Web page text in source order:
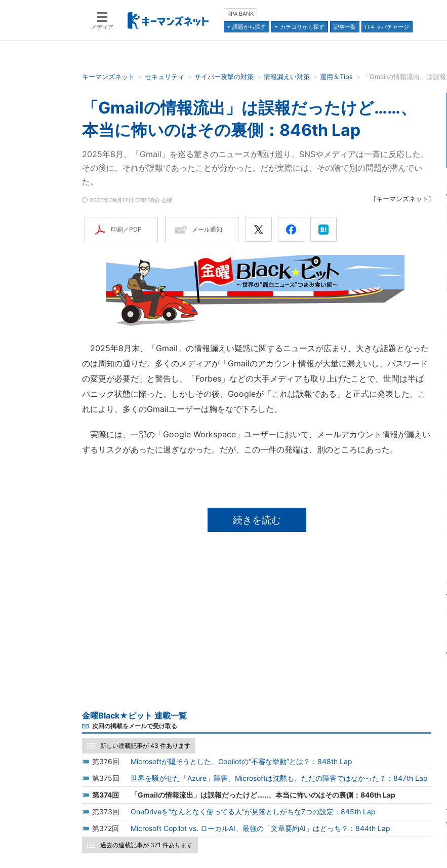
メディア
RPA BANK
課題から探す
カテゴリから探す 記事一覧 ITキャパチャージ
検索語を入力してください 並び順：
キーマンズネット セキュリティ サイバー攻撃の対策 情報漏えい対策 運用＆Tips
「Gmailの情報流出」は誤報だったけど……、
本当に怖いのはその裏側：846th Lap
2025年8月、「Gmail」を巡る驚きのニュースが駆け巡り、SNSやメディアは一斉に反応した。
その後に、それが誤報であったことが分かった。だが実際には、その陰で別の問題が潜んでい
た。
2025年09月12日 07時00分 公開 [キーマンズネット ]
印刷／PDF メール通知
2025年8月末、「Gmail」の情報漏えい疑惑に関するニュースが広まり、大きな話題となった
のは周知の通りだ。多くのメディアが「Gmailのアカウント情報が大量に漏えいし、パスワード
の変更が必要だ」と警告し、「Forbes」などの大手メディアも取り上げたことで、世間は半ば
パニック状態に陥った。しかしその後、Googleが「これは誤報である」と正式に発表した。こ
れにより、多くのGmailユーザーは胸をなで下ろした。
実際には、一部の「Google Workspace」ユーザーにおいて、メールアカウント情報が漏えい
するリスクがあったに過ぎなかった。だが、この一件の発端は、別のところにあった。
続きを読む
金曜Black★ピット 連載一覧
次回の掲載をメールで受け取る
新しい連載記事が 43 件あります
376
Microsoftが隠そうとした、Copilotの“不審な挙動”とは？：848th Lap
375
世界を騒がせた「Azure」障害、Microsoftは沈黙も、ただの障害ではなかった？：847th Lap
374
「Gmailの情報流出」は誤報だったけど……、本当に怖いのはその裏側：846th Lap
373
OneDriveを“なんとなく使ってる人”が見落としがちな7つの設定：845th Lap
372
Microsoft Copilot vs. ローカルAI、最強の「文章要約AI」はどっち？：844th Lap
過去の連載記事が 371 件あります